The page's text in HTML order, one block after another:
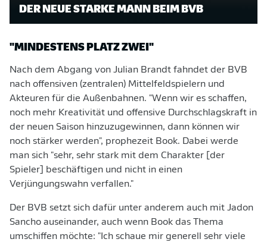
DER NEUE STARKE MANN BEIM BVB
"MINDESTENS PLATZ ZWEI"
Nach dem Abgang von Julian Brandt fahndet der BVB
nach offensiven (zentralen) Mittelfeldspielern und
Akteuren für die Außenbahnen. "Wenn wir es schaffen,
noch mehr Kreativität und offensive Durchschlagskraft in
der neuen Saison hinzuzugewinnen, dann können wir
noch stärker werden", prophezeit Book. Dabei werde
man sich "sehr, sehr stark mit dem Charakter [der
Spieler] beschäftigen und nicht in einen
Verjüngungswahn verfallen."
Der BVB setzt sich dafür unter anderem auch mit Jadon
Sancho auseinander, auch wenn Book das Thema
umschiffen möchte: "Ich schaue mir generell sehr viele